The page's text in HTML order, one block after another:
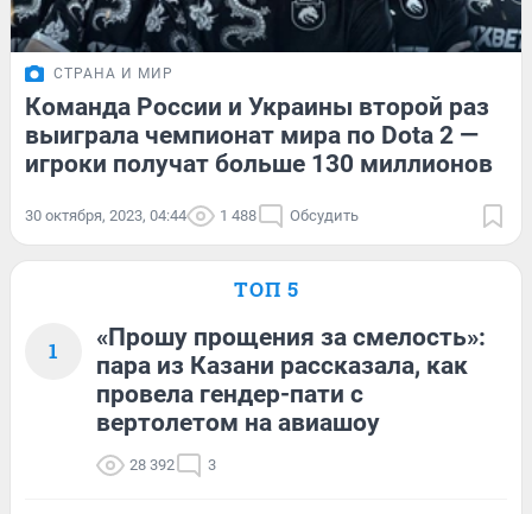
СТРАНА И МИР
Команда России и Украины второй раз
выиграла чемпионат мира по Dota 2 —
игроки получат больше 130 миллионов
30 октября, 2023, 04:44 1 488 Обсудить
ТОП 5
1
«Прошу прощения за смелость»:
пара из Казани рассказала, как
провела гендер-пати с
вертолетом на авиашоу
28 392 3